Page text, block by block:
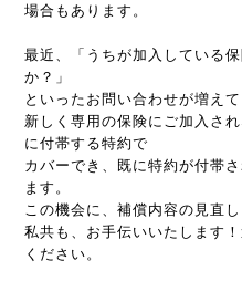
場合もあります。
最近、「うちが加入している
か？」
といったお問い合わせが増えて
新しく専用の保険にご加入さ
に付帯する特約で
カバーでき、既に特約が付帯
ます。
この機会に、補償内容の見直し
私共も、お手伝いいたします
ください。